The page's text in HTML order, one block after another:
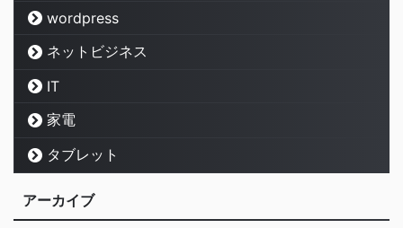
wordpress
ネットビジネス
IT
家電
タブレット
アーカイブ